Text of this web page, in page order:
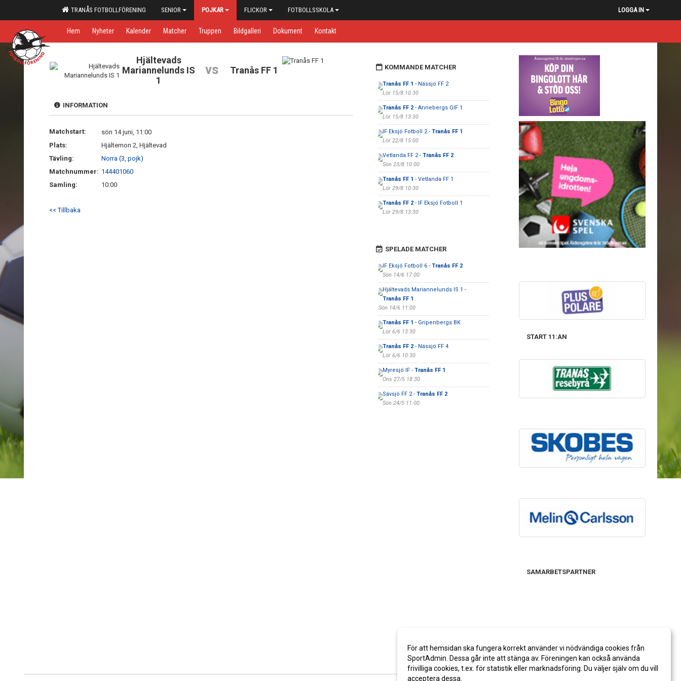
TRANÅS FOTBOLLFÖRENING SENIOR POJKAR FLICKOR FOTBOLLSSKOLA LOGGA IN
Hem Nyheter Kalender Matcher Truppen Bildgalleri Dokument Kontakt
Hjältevads
Mariannelunds IS
1
vs Tranås FF 1
INFORMATION
Matchstart:
sön 14 juni, 11:00
Plats:
Hjältemon 2, Hjältevad
Tävling:
Norra (3, pojk)
Matchnummer: 144401060
Samling:
10:00
<< Tillbaka
KOMMANDE MATCHER
Tranås FF 1 - Nässjö FF 2
Lör 15/8 10:30
Tranås FF 2- Annebergs GIF 1
Lör 15/8 13:30
IF Eksjö Fotboll 2 - Tranås FF 1
Lör 22/8 15:00
Vetlanda FF 2 - Tranås FF 2
Sön 23/8 10:00
Tranås FF 1 - Vetlanda FF 1
Lör 29/8 10:30
Tranås FF 2- IF Eksjö Fotboll 1
Lör 29/8 13:30
SPELADE MATCHER
IF Eksjö Fotboll 6 - Tranås FF 2
Sön 14/6 17:00
Hjältevads Mariannelunds IS 1 -
Tranås FF 1
Sön 14/6 11:00
Tranås FF 1 - Gripenbergs BK
Lör 6/6 13:30
Tranås FF 2- Nässjö FF 4
Lör 6/6 10:30
Myresjö IF - Tranås FF 1
Ons 27/5 18:30
Sävsjö FF 2 - Tranås FF 2
Sön 24/5 11:00
START 11:AN
SAMARBETSPARTNER
För att hemsidan ska fungera korrekt använder vi nödvändiga cookies från
SportAdmin. Dessa går inte att stänga av. Föreningen kan också använda
frivilliga cookies, t.ex. för statistik eller marknadsföring. Du väljer själv om du vill
acceptera dessa.